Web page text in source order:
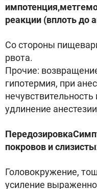
реакции (вплоть до
Со стороны
рвота.
Прочие:
гипотермия, при
удлинение
покровов и
Головокружение,
усиление